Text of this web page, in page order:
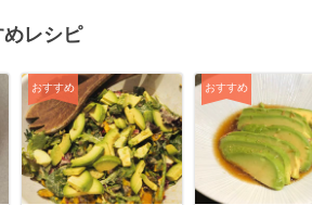
レシピ
おすすめ おすすめ